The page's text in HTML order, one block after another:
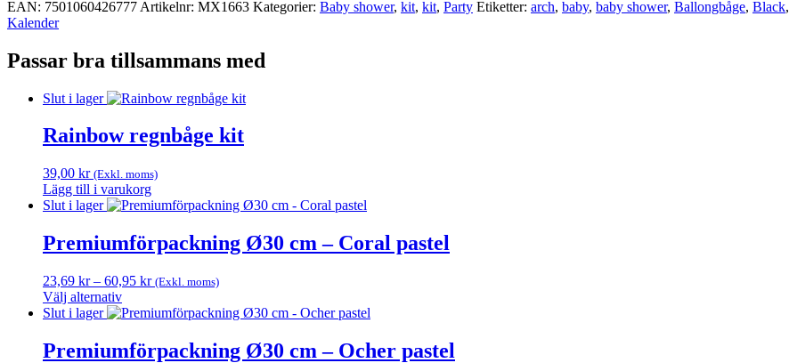
EAN: 7501060426777 Artikelnr: MX1663 Kategorier: Baby shower, kit, kit, Party Etiketter: arch, baby, baby shower, Ballongbåge, Black,
Kalender
Passar bra tillsammans med
Slut i lager
Rainbow regnbåge kit
39,00 kr (Exkl. moms)
Lägg till i varukorg
Slut i lager
Premiumförpackning Ø30 cm – Coral pastel
23,69 kr – 60,95 krPrisintervall:
till
(Exkl. moms)
Välj alternativ
Den
produkten
Slut i lager
Premiumförpackning Ø30 cm – Ocher pastel